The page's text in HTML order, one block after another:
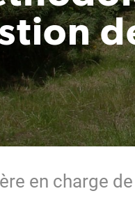
en charge